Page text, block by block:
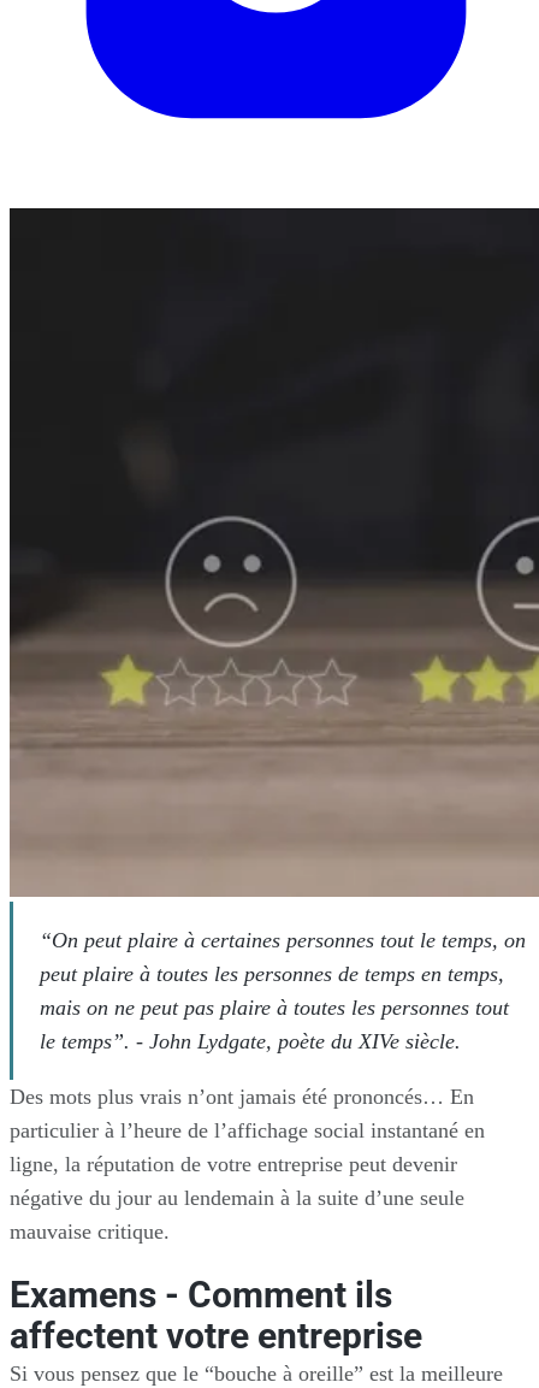
“On peut plaire à certaines personnes tout le temps, on
peut plaire à toutes les personnes de temps en temps,
mais on ne peut pas plaire à toutes les personnes tout
le temps”. - John Lydgate, poète du XIVe siècle.
Des mots plus vrais n’ont jamais été prononcés… En
particulier à l’heure de l’affichage social instantané en
ligne, la réputation de votre entreprise peut devenir
négative du jour au lendemain à la suite d’une seule
mauvaise critique.
Examens - Comment ils
affectent votre entreprise
Si vous pensez que le “bouche à oreille” est la meilleure